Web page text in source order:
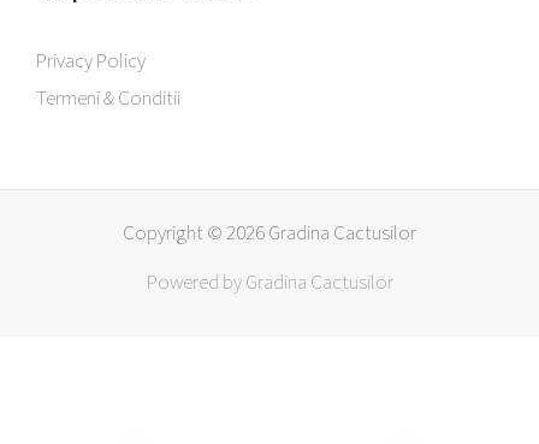
Privacy Policy
Termeni & Conditii
Copyright © 2026 Gradina Cactusilor
Powered by Gradina Cactusilor